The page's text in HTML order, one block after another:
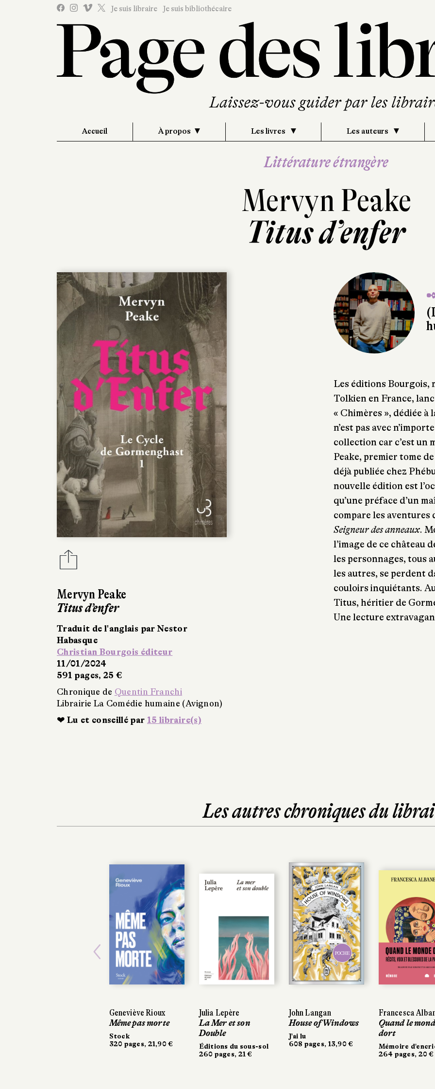
Je suis libraire Je suis bibliothécaire
Accueil À propos Les livres Les auteurs
Littérature étrangère
Mervyn Peake
Titus d’enfer
Mervyn Peake
Titus d’enfer
Traduit de l'anglais par Nestor
Habasque
Christian Bourgois éditeur
11/01/2024
591 pages, 25 €
Chronique de Quentin Franchi
Librairie La Comédie humaine (Avignon)
❤ Lu et conseillé par 15 libraire(s)
Les éditions Bourgois,
Tolkien en France,
« Chimères », dédiée
n’est pas avec
collection car c’est un
Peake, premier tome
déjà publiée chez
nouvelle édition est
qu’une préface d’un
compare les aventures
Seigneur des anneaux.
l’image de ce château
les personnages, tous
les autres, se perdent
couloirs inquiétants.
Titus, héritier de
Une lecture
Les autres chroniques du
Geneviève Rioux
Même pas morte
Stock
320 pages, 21,90 €
Julia Lepère
La Mer et son
Double
Éditions du sous-sol
260 pages, 21 €
POCHE
John Langan
House of Windows
J'ai lu
608 pages, 13,90 €
Francesca
Quand le
dort
Mémoire
264 pages, 20 €
Julia Lepère
La Mer et son
Double
Éditions du sous-sol
260 pages, 21 €
POCHE
John Langan
House of Windows
J'ai lu
608 pages, 13,90 €
Francesca
Quand le
dort
Mémoire
264 pages, 20 €
Previous